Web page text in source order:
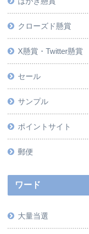
クローズド懸賞
X懸賞・Twitter懸賞
セール
サンプル
ポイントサイト
郵便
ワード
大量当選